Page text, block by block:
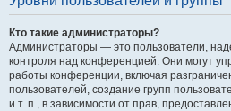
Кто такие администраторы?
Администраторы — это пользователи,
контроля над конференцией. Они могут
работы конференции, включая
пользователей, создание групп
и т. п., в зависимости от прав,